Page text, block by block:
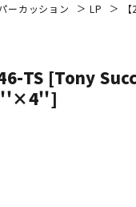
ーカッション LP
TS [Tony